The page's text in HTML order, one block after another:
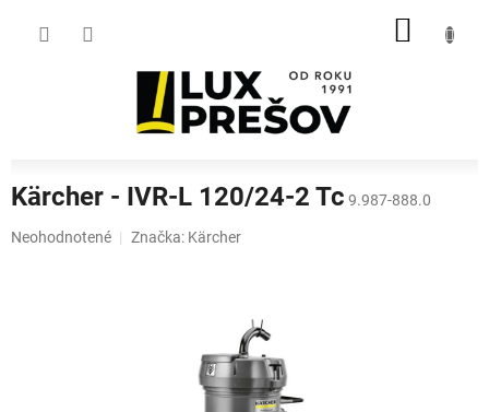
Kärcher - IVR-L 120/24-2 Tc 9.987-888.0
Priemerné
Neohodnotené Značka: Kärcher